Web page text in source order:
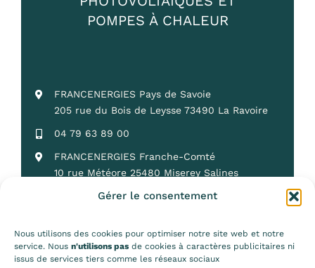
Gérer le consentement
Nous utilisons des cookies pour optimiser notre site web et notre
service. Nous n'utilisons pas de cookies à caractères publicitaires ni
issus de services tiers comme les réseaux sociaux
POMPES À CHALEUR
FRANCENERGIES Pays de Savoie
205 rue du Bois de Leysse 73490 La Ravoire
04 79 63 89 00
FRANCENERGIES Franche-Comté
10 rue Météore 25480 Miserey Salines
03 81 50 25 18